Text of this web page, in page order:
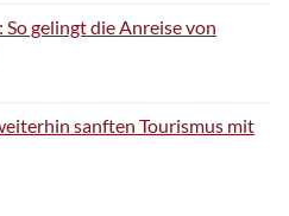
gelingt die Anreise von
sanften Tourismus mit